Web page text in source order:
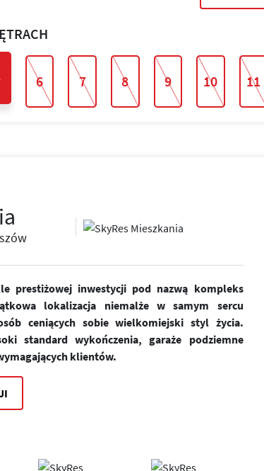
6 7 8 9 10 11
prestiżowej inwestycji pod nazwą kompleks
lokalizacja niemalże w samym sercu
ceniących sobie wielkomiejski styl życia.
standard wykończenia, garaże podziemne
klientów.